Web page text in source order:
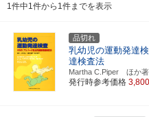
1件中1件から1件までを表示
品切れ
乳幼児の運動発達
達検査法
Martha C.Piper ほか
発行時参考価格